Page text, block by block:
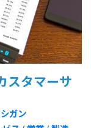
スタマーサ
ガン